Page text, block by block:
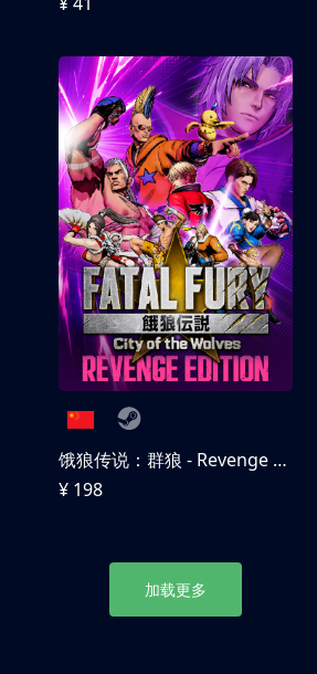
饿狼传说：群狼 - Revenge Edition
¥ 198
加载更多